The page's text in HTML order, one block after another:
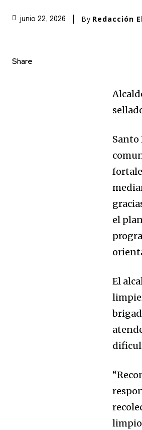
junio 22, 2026 By Redacción
Share
Santo
el
El